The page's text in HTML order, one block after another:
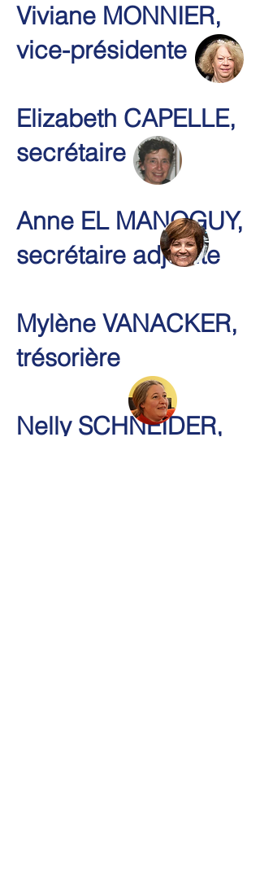
Viviane MONNIER,
vice-présidente
Elizabeth CAPELLE,
secrétaire
Anne EL MANOGUY,
secrétaire adjointe
Mylène VANACKER,
trésorière
Nelly SCHNEIDER,